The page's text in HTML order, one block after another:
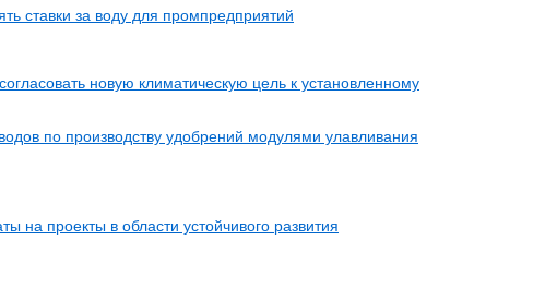
ставки за воду для промпредприятий
новую климатическую цель к установленному
по производству удобрений модулями улавливания
на проекты в области устойчивого развития